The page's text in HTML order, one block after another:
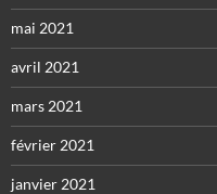
mai 2021
avril 2021
mars 2021
février 2021
janvier 2021